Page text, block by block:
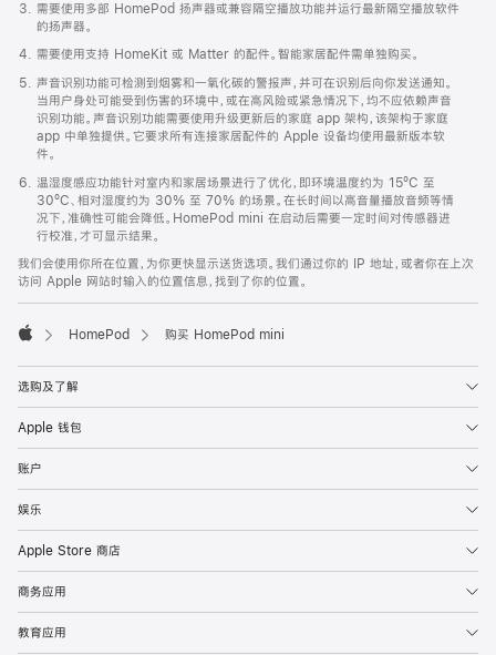
需要使用多部 HomePod 扬声器或兼容隔空播放功能并运行最新隔空播放软件
的扬声器。
需要使用支持 HomeKit 或 Matter 的配件。智能家居配件需单独购买。
声音识别功能可检测到烟雾和一氧化碳的警报声，并可在识别后向你发送通知。
当用户身处可能受到伤害的环境中，或在高风险或紧急情况下，均不应依赖声音
识别功能。声音识别功能需要使用升级更新后的家庭 app 架构，该架构于家庭
app 中单独提供。它要求所有连接家居配件的 Apple 设备均使用最新版本软
件。
温湿度感应功能针对室内和家居场景进行了优化，即环境温度约为 15ºC 至
30ºC、相对湿度约为 30% 至 70% 的场景。在长时间以高音量播放音频等情
况下，准确性可能会降低。HomePod mini 在启动后需要一定时间对传感器进
行校准，才可显示结果。
我们会使用你所在位置，为你更快显示送货选项。我们通过你的 IP 地址，或者你在上次
访问 Apple 网站时输入的位置信息，找到了你的位置。
HomePod 购买 HomePod mini
选购及了解
Apple 钱包
账户
娱乐
Apple Store 商店
商务应用
教育应用